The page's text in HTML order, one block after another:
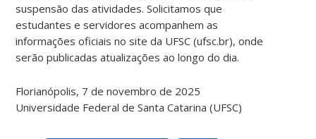
suspensão das atividades. Solicitamos que
estudantes e servidores acompanhem as
informações oficiais no site da UFSC (ufsc.br), onde
serão publicadas atualizações ao longo do dia.
Florianópolis, 7 de novembro de 2025
Universidade Federal de Santa Catarina (UFSC)